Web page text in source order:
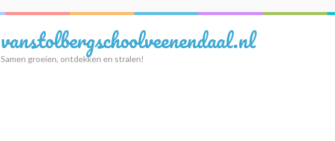
vanstolbergschoolveenendaal.nl
Samen groeien, ontdekken en stralen!